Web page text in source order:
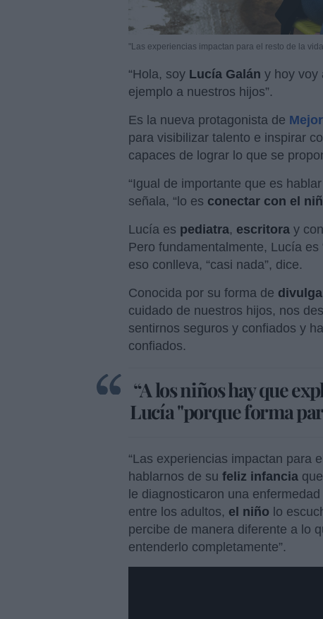
"Las experiencias impactan para el resto de la
“Hola, soy Lucía Galán y hoy voy
ejemplo a nuestros hijos”.
Es la nueva protagonista de
para visibilizar talento e inspirar
capaces de lograr lo que se
“Igual de importante que es
señala, “lo es conectar con el
Lucía es pediatra, escritora y
Pero fundamentalmente, Lucía es
eso conlleva, “casi nada”, dice.
Conocida por su forma de
cuidado de nuestros hijos, nos
sentirnos seguros y confiados y
confiados.
“A los niños hay que
Lucía "porque forma
“Las experiencias impactan para
hablarnos de su feliz infancia
le diagnosticaron una
entre los adultos, el niño lo
percibe de manera diferente a lo
entenderlo completamente”.